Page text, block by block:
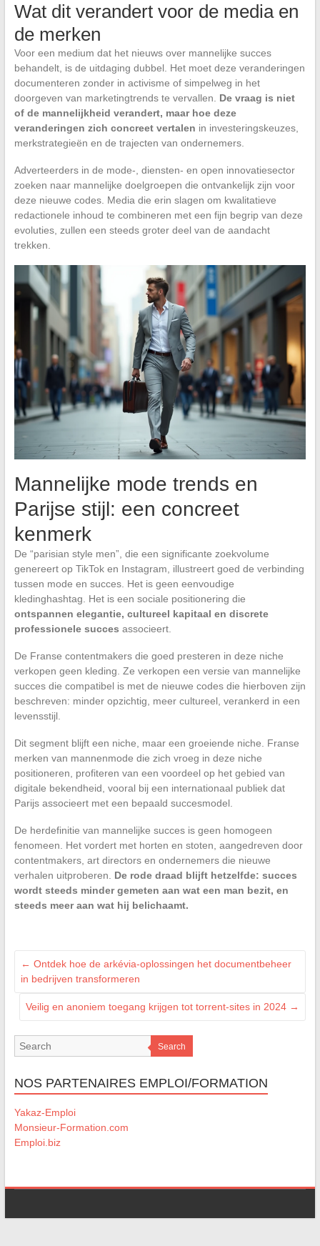
Wat dit verandert voor de media en
de merken
Voor een medium dat het nieuws over mannelijke succes
behandelt, is de uitdaging dubbel. Het moet deze veranderingen
documenteren zonder in activisme of simpelweg in het
doorgeven van marketingtrends te vervallen. De vraag is niet
of de mannelijkheid verandert, maar hoe deze
veranderingen zich concreet vertalen in investeringskeuzes,
merkstrategieën en de trajecten van ondernemers.
Adverteerders in de mode-, diensten- en open innovatiesector
zoeken naar mannelijke doelgroepen die ontvankelijk zijn voor
deze nieuwe codes. Media die erin slagen om kwalitatieve
redactionele inhoud te combineren met een fijn begrip van deze
evoluties, zullen een steeds groter deel van de aandacht
trekken.
Mannelijke mode trends en
Parijse stijl: een concreet
kenmerk
De “parisian style men”, die een significante zoekvolume
genereert op TikTok en Instagram, illustreert goed de verbinding
tussen mode en succes. Het is geen eenvoudige
kledinghashtag. Het is een sociale positionering die
ontspannen elegantie, cultureel kapitaal en discrete
professionele succes associeert.
De Franse contentmakers die goed presteren in deze niche
verkopen geen kleding. Ze verkopen een versie van mannelijke
succes die compatibel is met de nieuwe codes die hierboven zijn
beschreven: minder opzichtig, meer cultureel, verankerd in een
levensstijl.
Dit segment blijft een niche, maar een groeiende niche. Franse
merken van mannenmode die zich vroeg in deze niche
positioneren, profiteren van een voordeel op het gebied van
digitale bekendheid, vooral bij een internationaal publiek dat
Parijs associeert met een bepaald succesmodel.
De herdefinitie van mannelijke succes is geen homogeen
fenomeen. Het vordert met horten en stoten, aangedreven door
contentmakers, art directors en ondernemers die nieuwe
verhalen uitproberen. De rode draad blijft hetzelfde: succes
wordt steeds minder gemeten aan wat een man bezit, en
steeds meer aan wat hij belichaamt.
← Ontdek hoe de arkévia-oplossingen het documentbeheer
in bedrijven transformeren
Veilig en anoniem toegang krijgen tot torrent-sites in 2024 →
Search
NOS PARTENAIRES EMPLOI/FORMATION
Yakaz-Emploi
Monsieur-Formation.com
Emploi.biz